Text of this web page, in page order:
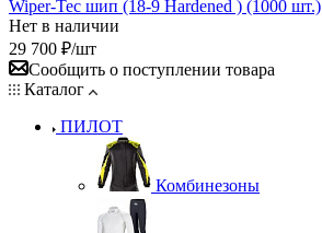
Wiper-Tec шип (18-9 Hardened ) (1000 шт.)
Нет в наличии
29 700 ₽/шт
Сообщить о поступлении товара
Каталог
ПИЛОТ
Комбинезоны